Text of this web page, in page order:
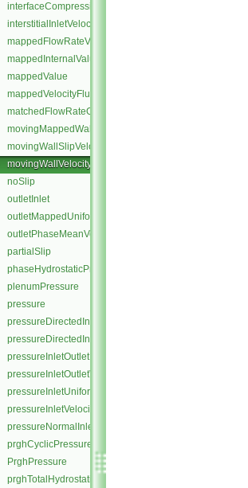
interfaceCompression
interstitialInletVelocity
mappedFlowRateVelocity
mappedInternalValue
mappedValue
mappedVelocityFlux
matchedFlowRateOutletVelocity
movingMappedWallVelocity
movingWallSlipVelocity
movingWallVelocity
noSlip
outletInlet
outletMappedUniformInlet
outletPhaseMeanVelocity
partialSlip
phaseHydrostaticPressure
plenumPressure
pressure
pressureDirectedInletOutletVelocity
pressureDirectedInletVelocity
pressureInletOutletParSlipVelocity
pressureInletOutletVelocity
pressureInletUniformVelocity
pressureInletVelocity
pressureNormalInletOutletVelocity
prghCyclicPressure
PrghPressure
prghTotalHydrostaticPressure